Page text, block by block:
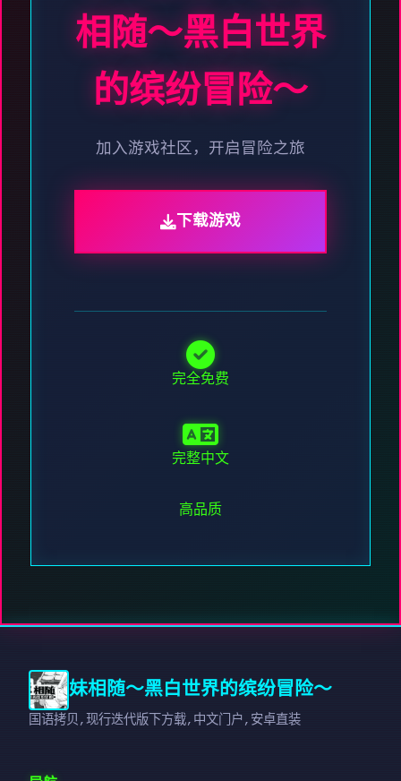
相随～黑白世界
的缤纷冒险～
加入游戏社区，开启冒险之旅
下载游戏
完全免费
完整中文
高品质
妹相随～黑白世界的缤纷冒险～
国语拷贝,现行迭代版下方载,中文门户,安卓直装